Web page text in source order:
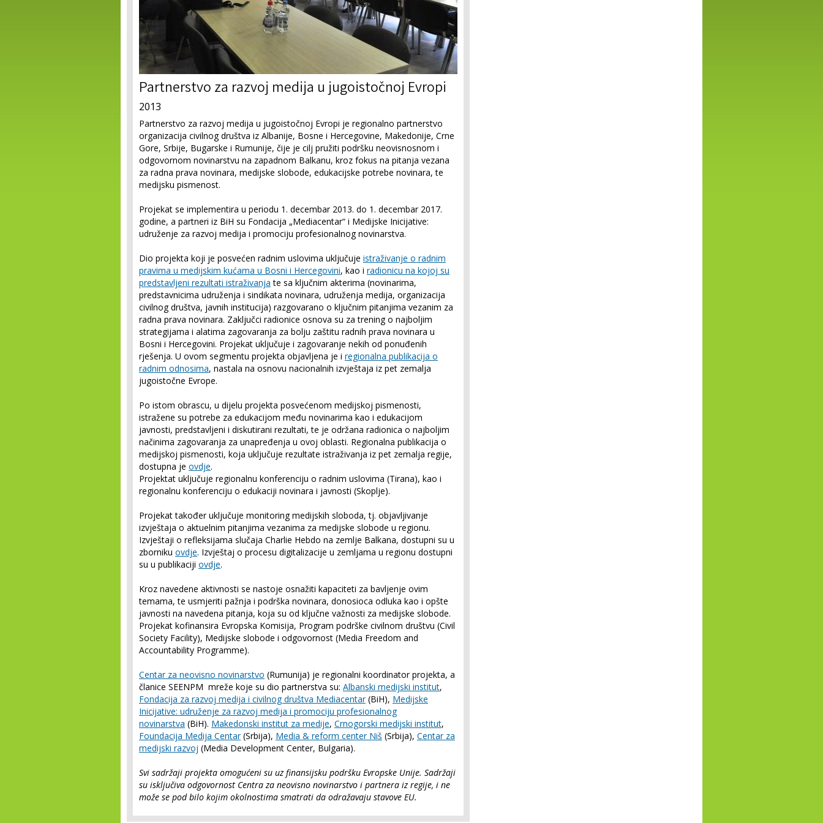
Partnerstvo za razvoj medija u jugoistočnoj Evropi
2013
Partnerstvo za razvoj medija u jugoistočnoj Evropi je regionalno partnerstvo
organizacija civilnog društva iz Albanije, Bosne i Hercegovine, Makedonije, Crne
Gore, Srbije, Bugarske i Rumunije, čije je cilj pružiti podršku neovisnosnom i
odgovornom novinarstvu na zapadnom Balkanu, kroz fokus na pitanja vezana
za radna prava novinara, medijske slobode, edukacijske potrebe novinara, te
medijsku pismenost.
Projekat se implementira u periodu 1. decembar 2013. do 1. decembar 2017.
godine, a partneri iz BiH su Fondacija „Mediacentar“ i Medijske Inicijative:
udruženje za razvoj medija i promociju profesionalnog novinarstva.
Dio projekta koji je posvećen radnim uslovima uključuje istraživanje o radnim
pravima u medijskim kućama u Bosni i Hercegovini, kao i radionicu na kojoj su
predstavljeni rezultati istraživanja te sa ključnim akterima (novinarima,
predstavnicima udruženja i sindikata novinara, udruženja medija, organizacija
civilnog društva, javnih institucija) razgovarano o ključnim pitanjima vezanim za
radna prava novinara. Zaključci radionice osnova su za trening o najboljim
strategijama i alatima zagovaranja za bolju zaštitu radnih prava novinara u
Bosni i Hercegovini. Projekat uključuje i zagovaranje nekih od ponuđenih
rješenja. U ovom segmentu projekta objavljena je i regionalna publikacija o
radnim odnosima, nastala na osnovu nacionalnih izvještaja iz pet zemalja
jugoistočne Evrope.
Po istom obrascu, u dijelu projekta posvećenom medijskoj pismenosti,
istražene su potrebe za edukacijom među novinarima kao i edukacijom
javnosti, predstavljeni i diskutirani rezultati, te je održana radionica o najboljim
načinima zagovaranja za unapređenja u ovoj oblasti. Regionalna publikacija o
medijskoj pismenosti, koja uključuje rezultate istraživanja iz pet zemalja regije,
dostupna je ovdje.
Projektat uključuje regionalnu konferenciju o radnim uslovima (Tirana), kao i
regionalnu konferenciju o edukaciji novinara i javnosti (Skoplje).
Projekat također uključuje monitoring medijskih sloboda, tj. objavljivanje
izvještaja o aktuelnim pitanjima vezanima za medijske slobode u regionu.
Izvještaji o refleksijama slučaja Charlie Hebdo na zemlje Balkana, dostupni su u
zborniku ovdje. Izvještaj o procesu digitalizacije u zemljama u regionu dostupni
su u publikaciji ovdje.
Kroz navedene aktivnosti se nastoje osnažiti kapaciteti za bavljenje ovim
temama, te usmjeriti pažnja i podrška novinara, donosioca odluka kao i opšte
javnosti na navedena pitanja, koja su od ključne važnosti za medijske slobode.
Projekat kofinansira Evropska Komisija, Program podrške civilnom društvu (Civil
Society Facility), Medijske slobode i odgovornost (Media Freedom and
Accountability Programme).
Centar za neovisno novinarstvo (Rumunija) je regionalni koordinator projekta, a
članice SEENPM mreže koje su dio partnerstva su: Albanski medijski institut,
Fondacija za razvoj medija i civilnog društva Mediacentar(BiH), Medijske
Inicijative: udruženje za razvoj medija i promociju profesionalnog
novinarstva (BiH). Makedonski institut za medije, Crnogorski medijski institut,
Foundacija Medija Centar(Srbija), Media & reform center Niš (Srbija), Centar za
medijski razvoj (Media Development Center, Bulgaria).
Svi sadržaji projekta omogućeni su uz finansijsku podršku Evropske Unije. Sadržaji
su isključiva odgovornost Centra za neovisno novinarstvo i partnera iz regije, i ne
može se pod bilo kojim okolnostima smatrati da odražavaju stavove EU.